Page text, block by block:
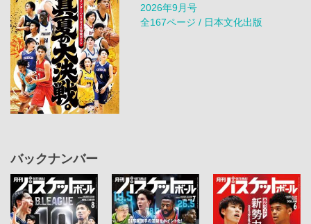
2026年9月号
全167ページ / 日本文化出版
バックナンバー